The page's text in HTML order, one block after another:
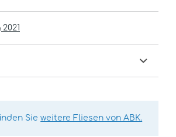
Sieweitere Fliesen von ABK.